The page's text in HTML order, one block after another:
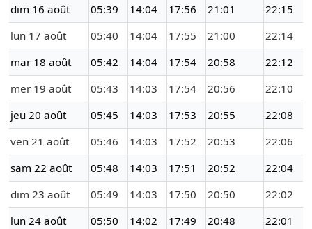
dim 16 août
05:39 14:04 17:56 21:01
22:15
lun 17 août
05:40 14:04 17:55 21:00
22:14
mar 18 août
05:42 14:04 17:54 20:58
22:12
mer 19 août
05:43 14:03 17:54 20:56
22:10
jeu 20 août
05:45 14:03 17:53 20:55
22:08
ven 21 août
05:46 14:03 17:52 20:53
22:06
sam 22 août
05:48 14:03 17:51 20:52
22:04
dim 23 août
05:49 14:03 17:50 20:50
22:02
lun 24 août
05:50 14:02 17:49 20:48
22:01